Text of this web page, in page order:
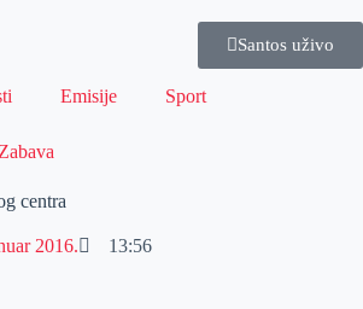
Santos uživo
Emisije Sport
Zabava
centra
2016. 13:56